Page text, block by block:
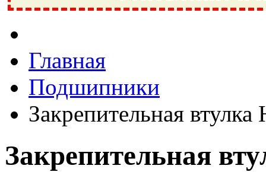
Ивантеевка, подшипники, пневматика, метизы, техника,
Главная
Подшипники
Закрепительная втулка
Закрепительная